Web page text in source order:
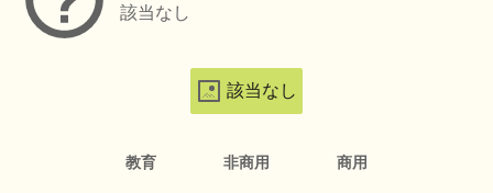
該当なし
該当なし
教育 非商用 商用